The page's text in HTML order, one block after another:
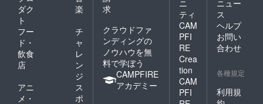
ダク
ト
楽
フー
ド・
飲食
店
チ
ャ
レ
ン
ジ
アニ
メ・
ス
ポ
求
クラウドファ
ンディングの
ノウハウを無
料で学ぼう
CAMPFIRE
アカデミー
ニ
ティ
CAM
PFI
RE
Crea
tion
CAM
PFI
ニュー
ス
ヘルプ
お問い
合わせ
各種規定
利用規